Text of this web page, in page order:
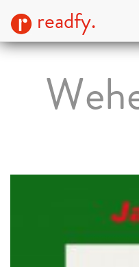
readfy.